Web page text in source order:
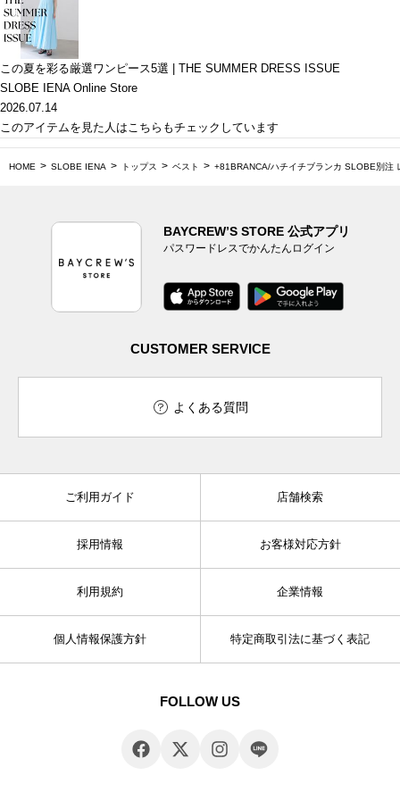
この夏を彩る厳選ワンピース5選 | THE SUMMER DRESS ISSUE
SLOBE IENA Online Store
2026.07.14
このアイテムを見た人はこちらもチェックしています
HOME SLOBE IENA トップス ベスト +81BRANCA/ハチイチブランカ SLOBE別注
BAYCREW’S STORE 公式アプリ
パスワードレスでかんたんログイン
CUSTOMER SERVICE
よくある質問
ご利用ガイド 店舗検索
採用情報 お客様対応方針
利用規約 企業情報
個人情報保護方針 特定商取引法に基づく表記
FOLLOW US